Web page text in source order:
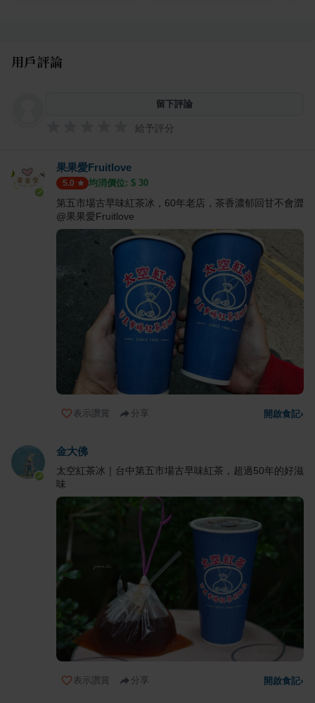
用戶評論
留下評論
給予評分
果果愛Fruitlove
5.0 均消價位: $ 30
第五市場古早味紅茶冰，60年老店，茶香濃郁回甘不會澀
@果果愛Fruitlove
表示讚賞 分享 開啟食記›
金大佛
太空紅茶冰｜台中第五市場古早味紅茶，超過50年的好滋
味
表示讚賞 分享 開啟食記›